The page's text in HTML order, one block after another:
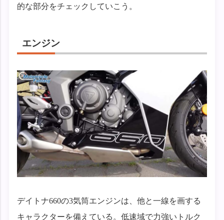
的な部分をチェックしていこう。
エンジン
デイトナ660の3気筒エンジンは、他と一線を画する
キャラクターを備えている。低速域で力強いトルク